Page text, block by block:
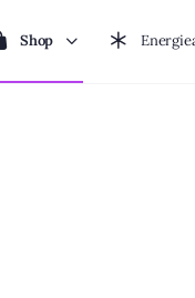
Shop